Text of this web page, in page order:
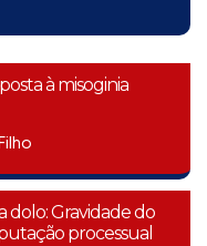
à misoginia
dolo: Gravidade do
processual